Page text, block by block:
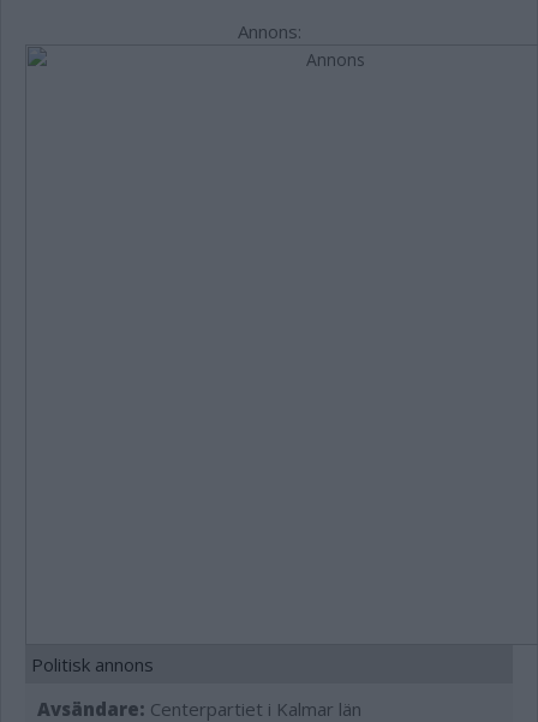
Annons:
Politisk annons
Avsändare: Centerpartiet i Kalmar län